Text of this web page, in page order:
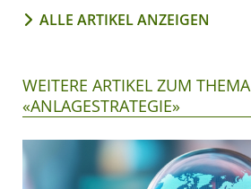
ALLE ARTIKEL ANZEIGEN
WEITERE ARTIKEL ZUM THEMA
«ANLAGESTRATEGIE»